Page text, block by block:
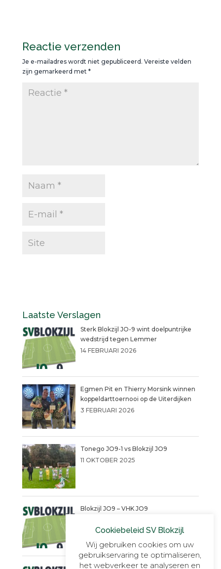
Reactie verzenden
Je e-mailadres wordt niet gepubliceerd. Vereiste velden
zijn gemarkeerd met *
Laatste Verslagen
Sterk Blokzijl JO-9 wint doelpuntrijke
wedstrijd tegen Lemmer
14 FEBRUARI 2026
Egmen Pit en Thierry Morsink winnen
koppeldarttoernooi op de Uiterdijken
3 FEBRUARI 2026
Tonego JO9-1 vs Blokzijl JO9
11 OKTOBER 2025
Blokzijl JO9 – VHK JO9
Cookiebeleid SV Blokzijl
Wij gebruiken cookies om uw
gebruikservaring te optimaliseren,
het webverkeer te analyseren en